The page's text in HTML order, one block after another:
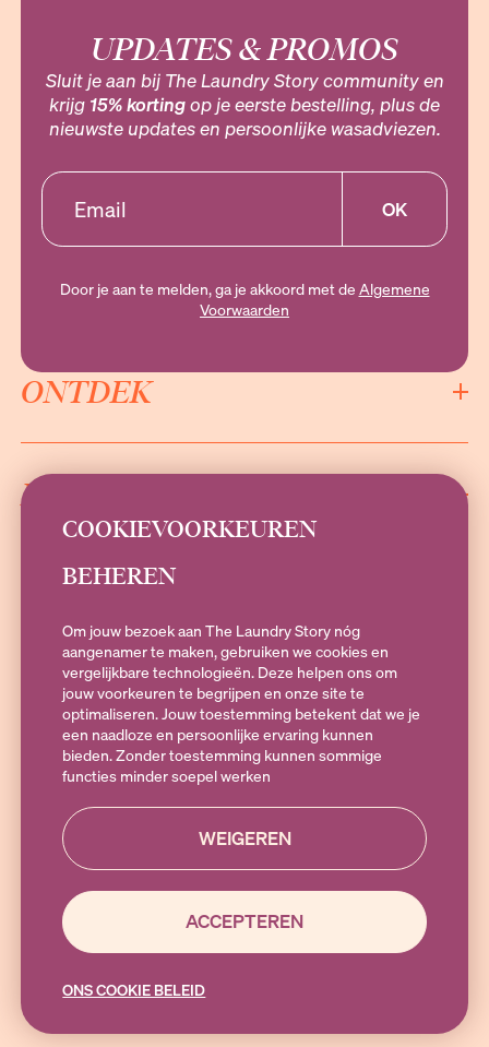
UPDATES & PROMOS
Sluit je aan bij The Laundry Story community en
krijg 15% kortingop je eerste bestelling, plus de
nieuwste updates en persoonlijke wasadviezen.
OK
Door je aan te melden, ga je akkoord met de Algemene
Voorwaarden
ONTDEK
INFORMATIE
SOCIALS
Heb je vragen?
Stuur een e-mail naarhallo@theLaundryStory.nlof Whatsapp naar
+316 19 79 25 10. Bereikbaar op Maandag t/m vrijdag 09:00-17:00
© 2025 THE LAUNDRY STORY
COOKIEVOORKEUREN
BEHEREN
Om jouw bezoek aan The Laundry Story nóg
aangenamer te maken, gebruiken we cookies en
vergelijkbare technologieën. Deze helpen ons om
jouw voorkeuren te begrijpen en onze site te
optimaliseren. Jouw toestemming betekent dat we je
een naadloze en persoonlijke ervaring kunnen
bieden. Zonder toestemming kunnen sommige
functies minder soepel werken
WEIGEREN
ACCEPTEREN
ONS COOKIE BELEID